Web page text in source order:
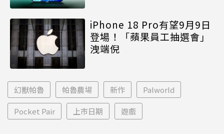
iPhone 18 Pro有望9月9日
登場！「蘋果員工抽選會」
洩端倪
幻獸帕魯 帕魯農場 新作 Palworld
Pocket Pair 上市日期 遊戲